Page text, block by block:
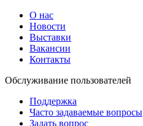
О нас
Новости
Выставки
Вакансии
Контакты
Обслуживание пользователей
Поддержка
Часто задаваемые вопросы
Задать вопрос